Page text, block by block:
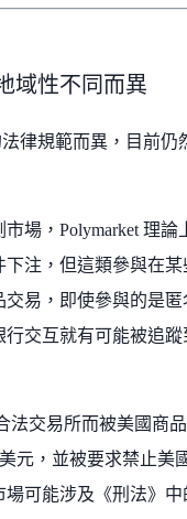
域性不同而異
律規範而異，目前仍
場，Polymarket 理論
注，但這類參與在某
易，即使參與的是匿
交互就有可能被追蹤
法交易所而被美國商
元，並被要求禁止美
可能涉及《刑法》中